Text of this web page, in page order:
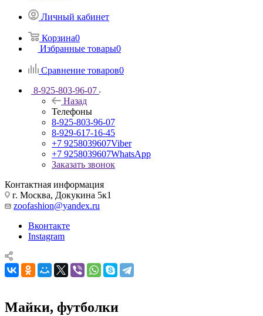
Личный кабинет
Корзина0
Избранные товары0
Сравнение товаров0
8-925-803-96-07
Назад
Телефоны
8-925-803-96-07
8-929-617-16-45
+7 9258039607Viber
+7 9258039607WhatsApp
Заказать звонок
Контактная информация
г. Москва, Докукина 5к1
zoofashion@yandex.ru
Вконтакте
Instagram
Майки, футболки